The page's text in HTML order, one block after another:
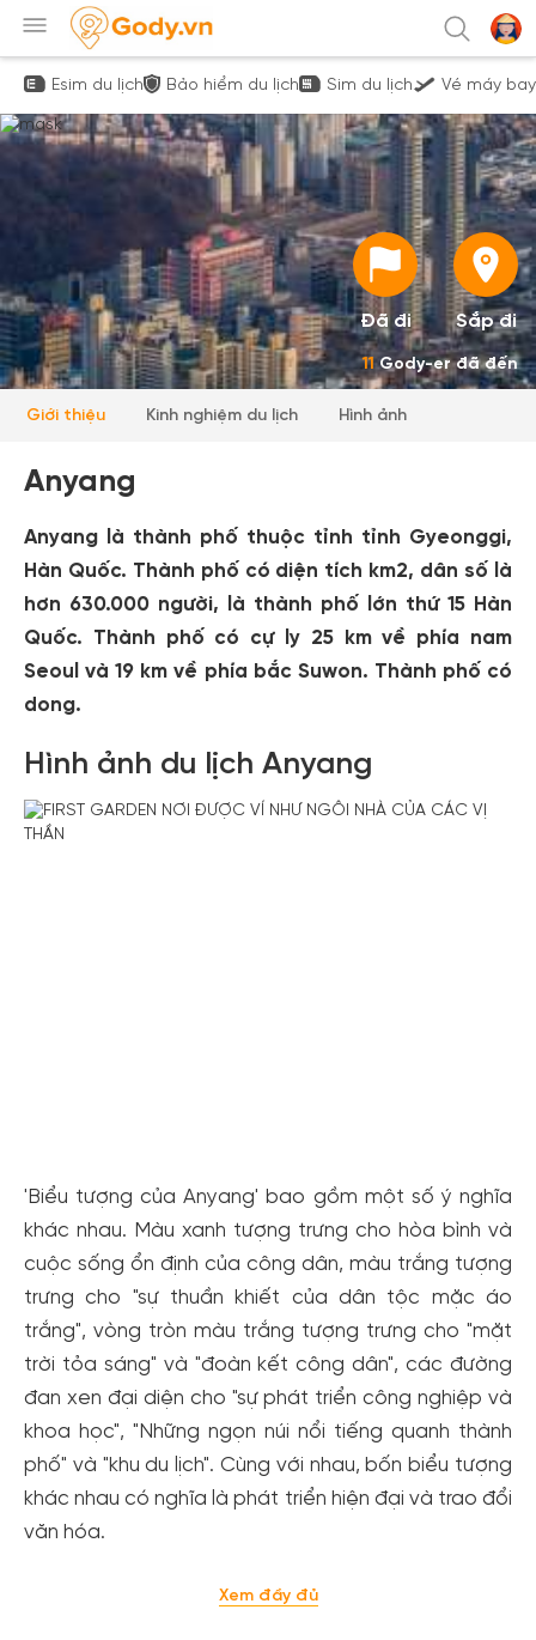
Esim du lịch Bảo hiểm du lịch Sim du lịch Vé máy bay
Đã đi Sắp đi
11Gody-er đã đến
Giới thiệu Kinh nghiệm du lịch Hình ảnh
Anyang
Anyang là thành phố thuộc tỉnh tỉnh Gyeonggi,
Hàn Quốc. Thành phố có diện tích km2, dân số là
hơn 630.000 người, là thành phố lớn thứ 15 Hàn
Quốc. Thành phố có cự ly 25 km về phía nam
Seoul và 19 km về phía bắc Suwon. Thành phố có
dong.
Hình ảnh du lịch Anyang
'Biểu tượng của Anyang' bao gồm một số ý nghĩa
khác nhau. Màu xanh tượng trưng cho hòa bình và
cuộc sống ổn định của công dân, màu trắng tượng
trưng cho "sự thuần khiết của dân tộc mặc áo
trắng", vòng tròn màu trắng tượng trưng cho "mặt
trời tỏa sáng" và "đoàn kết công dân", các đường
đan xen đại diện cho "sự phát triển công nghiệp và
khoa học", "Những ngọn núi nổi tiếng quanh thành
phố" và "khu du lịch". Cùng với nhau, bốn biểu tượng
khác nhau có nghĩa là phát triển hiện đại và trao đổi
văn hóa.
Xem đầy đủ